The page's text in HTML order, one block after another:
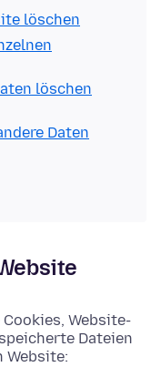
löschen
löschen
Daten
Website-
Dateien
Website: